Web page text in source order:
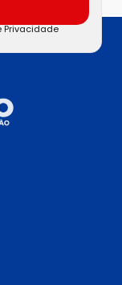
Privacidade